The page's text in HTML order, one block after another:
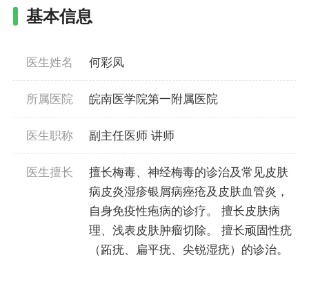
基本信息
医生姓名 何彩凤
所属医院 皖南医学院第一附属医院
医生职称 副主任医师 讲师
医生擅长
擅长梅毒、神经梅毒的诊治及常见皮肤
病皮炎湿疹银屑病痤疮及皮肤血管炎，
自身免疫性疱病的诊疗。 擅长皮肤病
理、浅表皮肤肿瘤切除。 擅长顽固性疣
（跖疣、扁平疣、尖锐湿疣）的诊治。